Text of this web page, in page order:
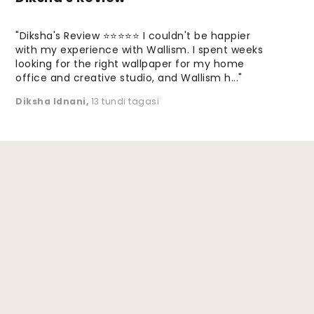
"Diksha's Review ⭐⭐⭐⭐⭐ I couldn't be happier
with my experience with Wallism. I spent weeks
looking for the right wallpaper for my home
office and creative studio, and Wallism h..."
Diksha Idnani, 13 tundi tagasi